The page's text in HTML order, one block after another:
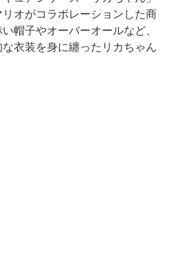
オがコラボレーションした商
帽子やオーバーオールなど、
衣装を身に纏ったリカちゃん